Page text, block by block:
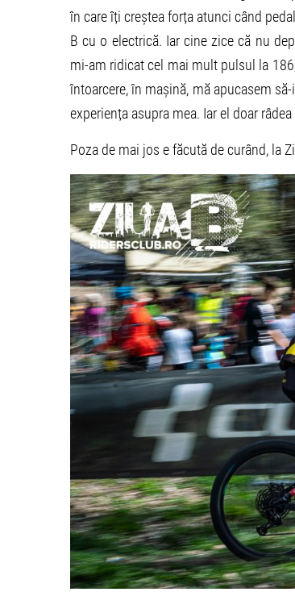
în care îți creștea forța atunci când
B cu o electrică. Iar cine zice că nu
mi-am ridicat cel mai mult pulsul la
întoarcere, în mașină, mă apucasem
experiența asupra mea. Iar el doar
Poza de mai jos e făcută de curând, la